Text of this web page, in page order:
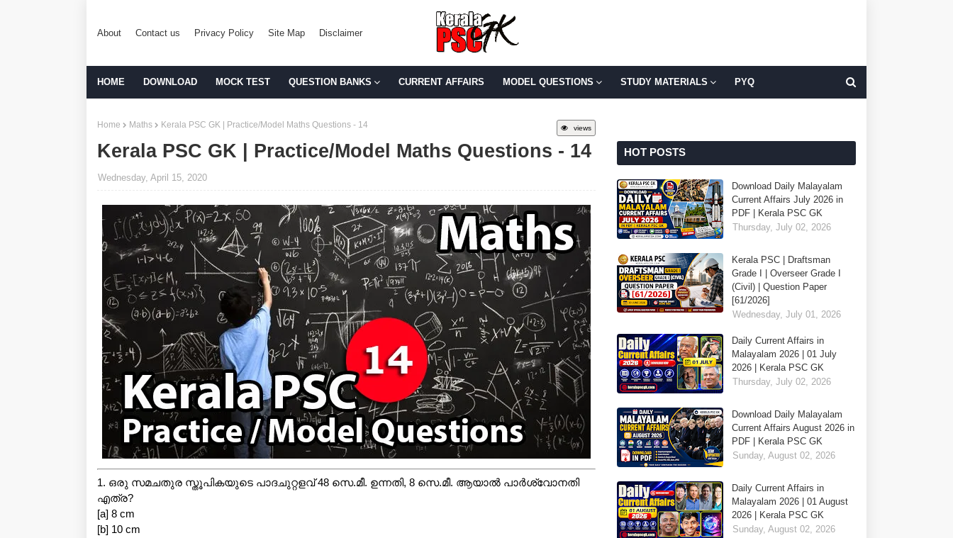
About Contact us Privacy Policy Site Map Disclaimer
HOME DOWNLOAD MOCK TEST QUESTION BANKS CURRENT AFFAIRS MODEL QUESTIONS STUDY MATERIALS PYQ
views
Home Maths Kerala PSC GK | Practice/Model Maths Questions - 14
Kerala PSC GK | Practice/Model Maths Questions - 14
Wednesday, April 15, 2020
1. ഒരു സമചതുര സ്തൂപികയുടെ പാദചുറ്റളവ് 48 സെ.മീ. ഉന്നതി, 8 സെ.മീ. ആയാൽ പാർശ്വോനതി
എത്ര?
[a] 8 cm
[b] 10 cm
HOT POSTS
Download Daily Malayalam
Current Affairs July 2026 in
PDF | Kerala PSC GK
Thursday, July 02, 2026
Kerala PSC | Draftsman
Grade I | Overseer Grade I
(Civil) | Question Paper
[61/2026]
Wednesday, July 01, 2026
Daily Current Affairs in
Malayalam 2026 | 01 July
2026 | Kerala PSC GK
Thursday, July 02, 2026
Download Daily Malayalam
Current Affairs August 2026 in
PDF | Kerala PSC GK
Sunday, August 02, 2026
Daily Current Affairs in
Malayalam 2026 | 01 August
2026 | Kerala PSC GK
Sunday, August 02, 2026